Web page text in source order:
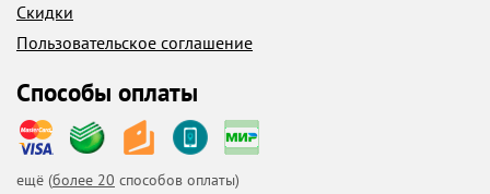
Скидки
Пользовательское соглашение
Способы оплаты
ещё (более 20 способов оплаты)